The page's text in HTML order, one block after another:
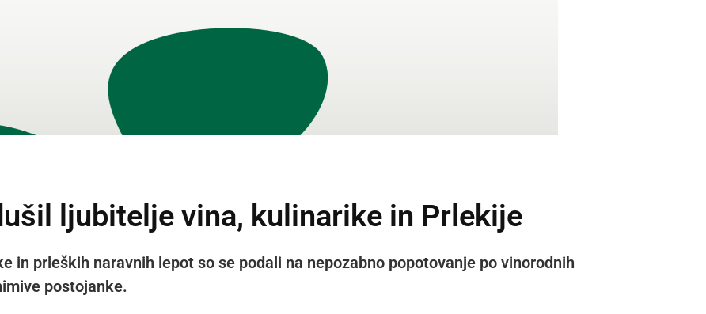
ljubitelje vina, kulinarike in Prlekije
in prleških naravnih lepot so se podali na nepozabno popotovanje po vinorodnih
postojanke.